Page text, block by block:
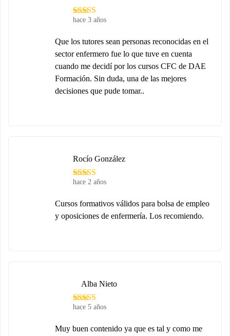
hace 3 años
Que los tutores sean personas reconocidas en el
sector enfermero fue lo que tuve en cuenta
cuando me decidí por los cursos CFC de DAE
Formación. Sin duda, una de las mejores
decisiones que pude tomar..
hace 2 años
Rocío González
Cursos formativos válidos para bolsa de empleo
y oposiciones de enfermería. Los recomiendo.
hace 5 años
Alba Nieto
Muy buen contenido ya que es tal y como me